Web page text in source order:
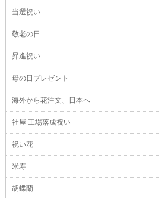
当選祝い
敬老の日
昇進祝い
母の日プレゼント
海外から花注文、日本へ
社屋 工場落成祝い
祝い花
米寿
胡蝶蘭